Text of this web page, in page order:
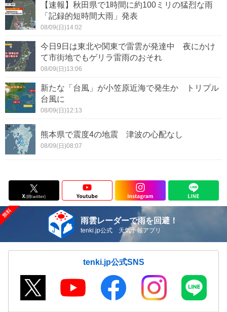
【速報】秋田県で1時間に約100ミリの猛烈な雨
「記録的短時間大雨」発表
08/09(日)14:02
今日9日は東北や関東で雷雲が発達中 夜にかけ
て市街地でもゲリラ雷雨のおそれ
08/09(日)13:06
新たな「台風」が小笠原近海で発生か トリプル
台風に
08/09(日)12:13
熊本県で震度4の地震 津波の心配なし
08/09(日)08:07
雨雲レーダーで雨を回避！
tenki.jp公式 天気予報アプリ
tenki.jp公式SNS